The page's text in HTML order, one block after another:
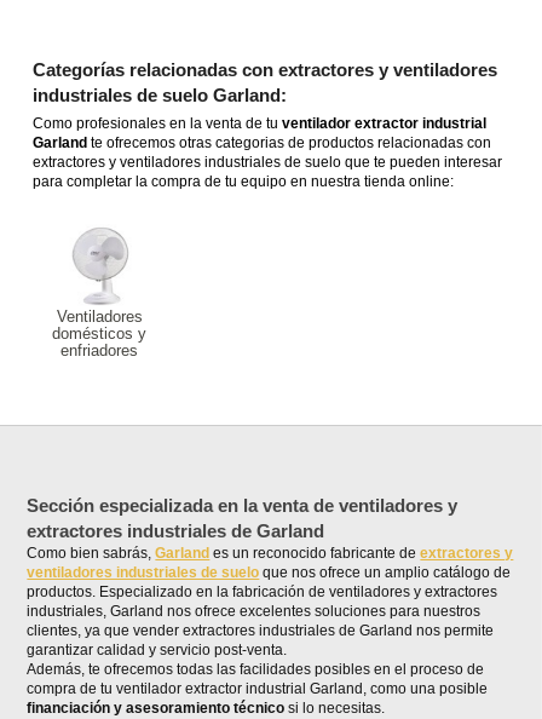
Categorías relacionadas con extractores y ventiladores
industriales de suelo Garland:
Como profesionales en la venta de tuventilador extractor industrial
Garland te ofrecemos otras categorias de productos relacionadas con
extractores y ventiladores industriales de suelo que te pueden interesar
para completar la compra de tu equipo en nuestra tienda online:
Ventiladores
domésticos y
enfriadores
Sección especializada en la venta de ventiladores y
extractores industriales de Garland
Como bien sabrás,Garland es un reconocido fabricante deextractores y
ventiladores industriales de suelo que nos ofrece un amplio catálogo de
productos. Especializado en la fabricación de ventiladores y extractores
industriales, Garland nos ofrece excelentes soluciones para nuestros
clientes, ya que vender extractores industriales de Garland nos permite
garantizar calidad y servicio post-venta.
Además, te ofrecemos todas las facilidades posibles en el proceso de
compra de tu ventilador extractor industrial Garland, como una posible
financiación y asesoramiento técnico si lo necesitas.